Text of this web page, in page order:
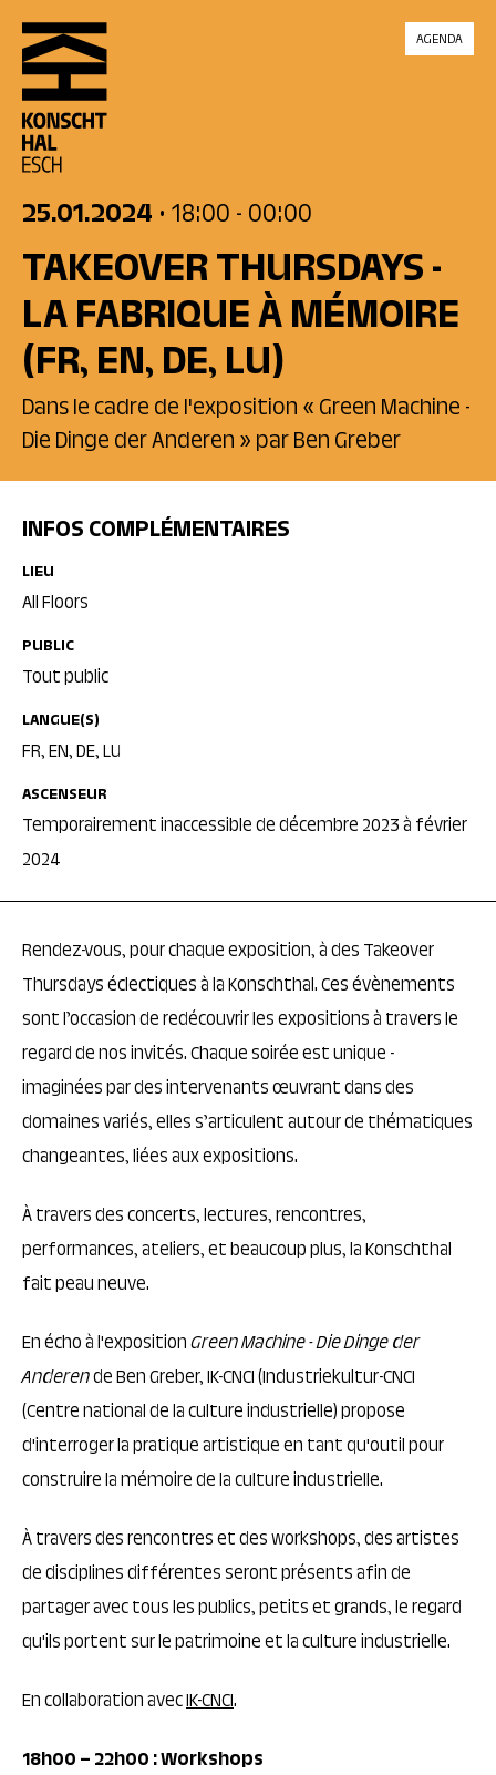
skip_to_content
AGENDA
25.01.2024 • 18:00 - 00:00
TAKEOVER THURSDAYS -
LA FABRIQUE À MÉMOIRE
(FR, EN, DE, LU)
Dans le cadre de l'exposition « Green Machine -
Die Dinge der Anderen » par Ben Greber
Rendez-vous, pour chaque exposition, à des Takeover
Thursdays éclectiques à la Konschthal. Ces évènements
sont l’occasion de redécouvrir les expositions à travers le
regard de nos invités. Chaque soirée est unique -
imaginées par des intervenants œuvrant dans des
domaines variés, elles s’articulent autour de thématiques
changeantes, liées aux expositions.
À travers des concerts, lectures, rencontres,
performances, ateliers, et beaucoup plus, la Konschthal
fait peau neuve.
En écho à l'expositionGreen Machine - Die Dinge der
Anderende Ben Greber, IK-CNCI (Industriekultur-CNCI
(Centre national de la culture industrielle) propose
d'interroger la pratique artistique en tant qu'outil pour
construire la mémoire de la culture industrielle.
À travers des rencontres et des workshops, des artistes
de disciplines différentes seront présents afin de
partager avec tous les publics, petits et grands, le regard
qu'ils portent sur le patrimoine et la culture industrielle.
En collaboration avecIK-CNCI.
18h00 – 22h00 : Workshops
INFOS COMPLÉMENTAIRES
LIEU
All Floors
PUBLIC
Tout public
LANGUE(S)
FR, EN, DE, LU
ASCENSEUR
Temporairement inaccessible de décembre 2023 à février
2024